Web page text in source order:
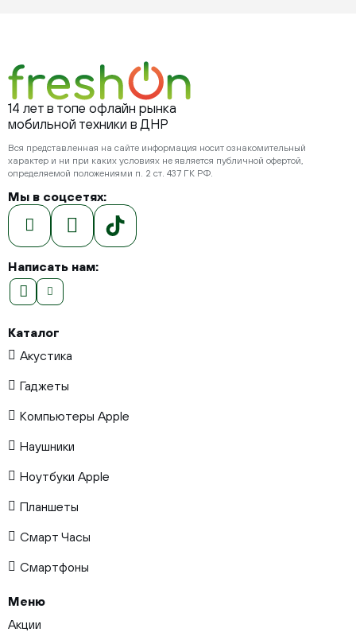
14 лет в топе офлайн рынка
мобильной техники в ДНР
Вся представленная на сайте информация носит ознакомительный
характер и ни при каких условиях не является публичной офертой,
определяемой положениями п. 2 ст. 437 ГК РФ.
Мы в соцсетях:
Написать нам:
Каталог
Акустика
Гаджеты
Компьютеры Apple
Наушники
Ноутбуки Apple
Планшеты
Смарт Часы
Смартфоны
Меню
Акции